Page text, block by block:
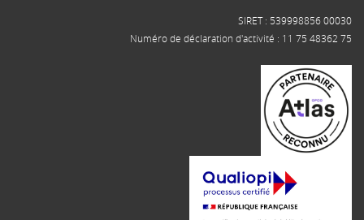
SIRET : 539998856 00030
Numéro de déclaration d'activité : 11 75 48362 75